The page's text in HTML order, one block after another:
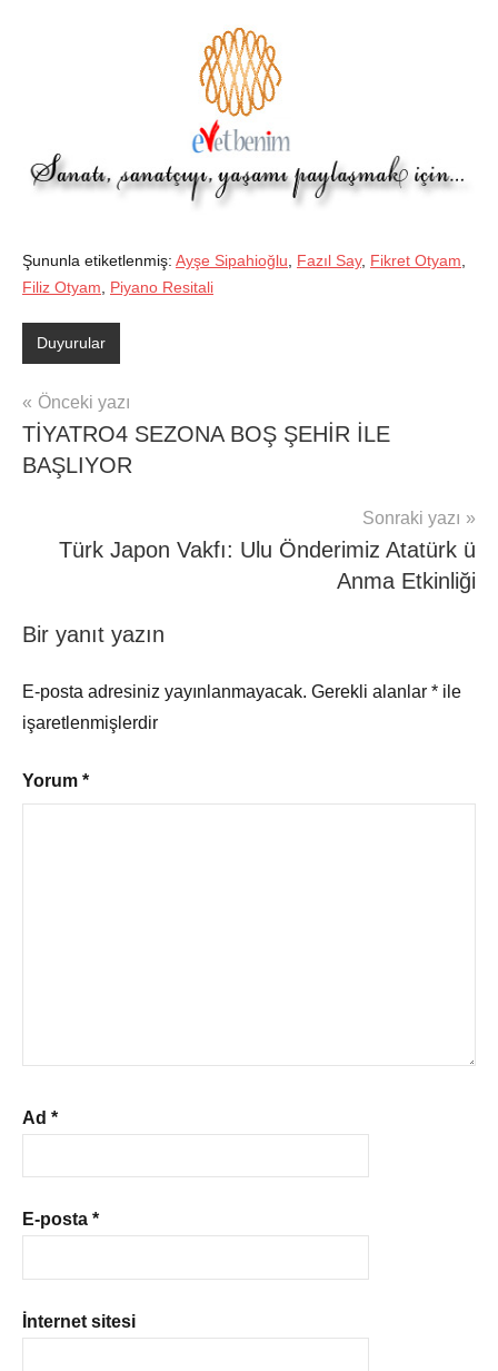
Şununla etiketlenmiş: Ayşe Sipahioğlu Fazıl Say, Fikret Otyam
Filiz Otyam
Piyano Resitali
Duyurular
Yazı
gezinmesi
Önceki yazı
TİYATRO4 SEZONA BOŞ ŞEHİR İLE
BAŞLIYOR
Sonraki yazı
Türk Japon Vakfı: Ulu Önderimiz Atatürk ü
Anma Etkinliği
Bir yanıt yazın
E-posta adresiniz yayınlanmayacak. Gerekli alanlar * ile
işaretlenmişlerdir
Yorum *
Ad *
E-posta *
İnternet sitesi